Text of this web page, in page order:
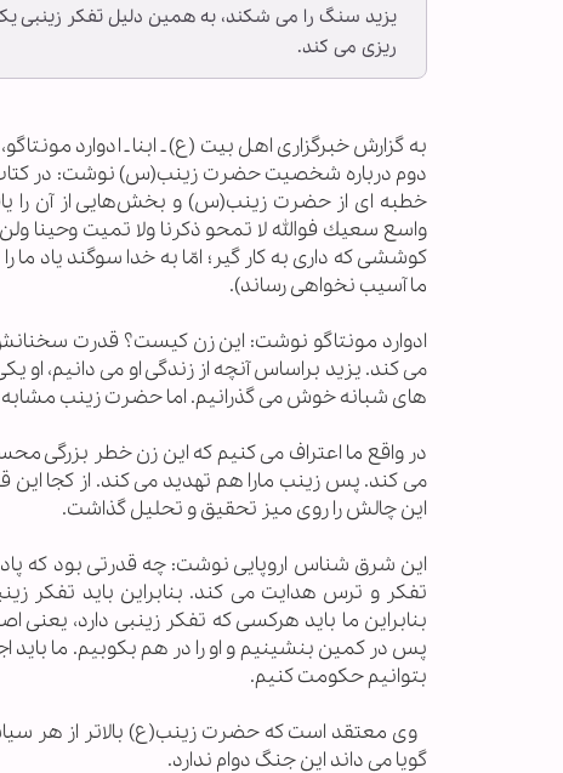
یزید سنگ را می شکند، به همین دلیل تفکر زینبی
ریزی می کند.
به گزارش خبرگزاری اهل بيت (ع) ـ ابنا ـ ادوارد
دوم درباره شخصیت حضرت زینب(س) نوشت: در کتاب
خطبه ای از حضرت زینب(س) و بخش‌هایی از آن را
واسع سعيك فوالله لا تمحو ذكرنا ولا تميت وحينا
كوششى كه دارى به كار گير؛ امّا به خدا سوگند ياد
ما آسيب نخواهى رساند).
ادوارد مونتاگو نوشت: این زن کیست؟ قدرت
می کند. یزید براساس آنچه از زندگی او می دانیم، او
های شبانه خوش می گذرانیم. اما حضرت زینب
در واقع ما اعتراف می کنیم که این زن خطر بزرگی
می کند. پس زینب مارا هم تهدید می کند. از کجا این
این چالش را روی میز تحقیق و تحلیل گذاشت.
این شرق شناس اروپایی نوشت: چه قدرتی بود که
تفکر و ترس هدایت می کند. بنابراین باید
بنابراین ما باید هرکسی که تفکر زینبی دارد،
پس در کمین بنشینیم و او را در هم بکوبیم. ما باید
بتوانیم حکومت کنیم.
وی معتقد است که حضرت زینب(ع) بالاتر از هر
گویا می داند این جنگ دوام ندارد.